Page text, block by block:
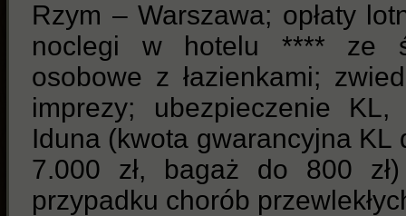
Rzym – Warszawa; opłaty
noclegi w hotelu **** ze
osobowe z łazienkami;
imprezy; ubezpieczenie
Iduna (kwota gwarancyjna
7.000 zł, bagaż do 800
przypadku chorób